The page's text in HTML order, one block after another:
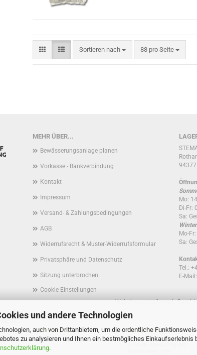
und andere Technologien
auch von Drittanbietern, um die ordentliche
zu analysieren und Ihnen ein bestmögliches Einkaufserlebnis
.
Sortieren nach
Sortieren nach 88 pro Seite
pro Seite
MEHR ÜBER...
Bewässerungsanlage planen
Vorkasse - Bankverbindung
Kontakt
Impressum
Versand- & Zahlungsbedingungen
AGB
Widerrufsrecht & Muster-Widerrufsformular
Privatsphäre und Datenschutz
Sitzung unterbrochen
Cookie Einstellungen
Mo:
Di-Fr:
Sa:
Mo-
Sa:
Tel.:
E-
Webshop erstellenmit
▼ 05.08.26▼
perfekt
29.07.26▼
Sehr unkomplizierte und